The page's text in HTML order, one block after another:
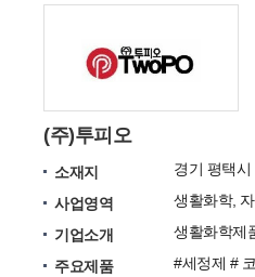
(주)투피오
소재지
경기 평택시
사업영역
기업소개
주요제품